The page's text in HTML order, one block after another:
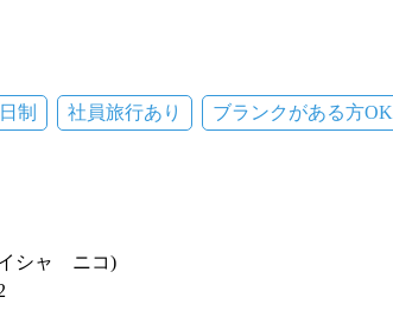
制 社員旅行あり ブランクがある方OK
シャ ニコ)
2